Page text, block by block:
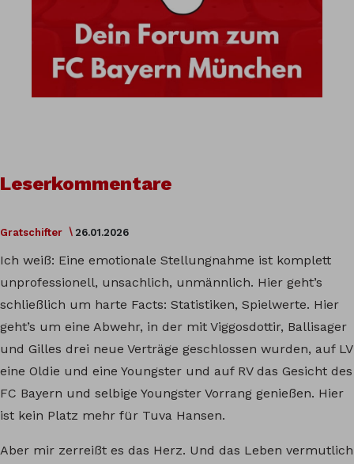
Leserkommentare
Gratschifter 26.01.2026
Ich weiß: Eine emotionale Stellungnahme ist komplett
unprofessionell, unsachlich, unmännlich. Hier geht’s
schließlich um harte Facts: Statistiken, Spielwerte. Hier
geht’s um eine Abwehr, in der mit Viggosdottir, Ballisager
und Gilles drei neue Verträge geschlossen wurden, auf LV
eine Oldie und eine Youngster und auf RV das Gesicht des
FC Bayern und selbige Youngster Vorrang genießen. Hier
ist kein Platz mehr für Tuva Hansen.
Aber mir zerreißt es das Herz. Und das Leben vermutlich